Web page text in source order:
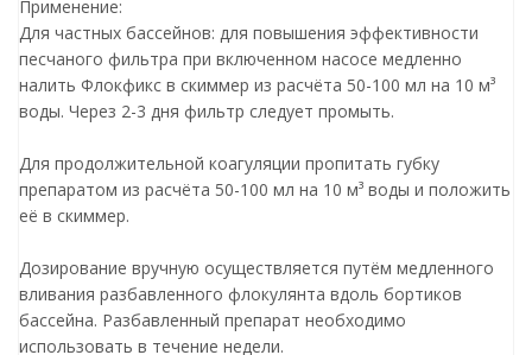
Применение:
Для частных бассейнов: для повышения эффективности
песчаного фильтра при включенном насосе медленно
налить Флокфикс в скиммер из расчёта 50-100 мл на 10 м³
воды. Через 2-3 дня фильтр следует промыть.
Для продолжительной коагуляции пропитать губку
препаратом из расчёта 50-100 мл на 10 м³ воды и положить
её в скиммер.
Дозирование вручную осуществляется путём медленного
вливания разбавленного флокулянта вдоль бортиков
бассейна. Разбавленный препарат необходимо
использовать в течение недели.